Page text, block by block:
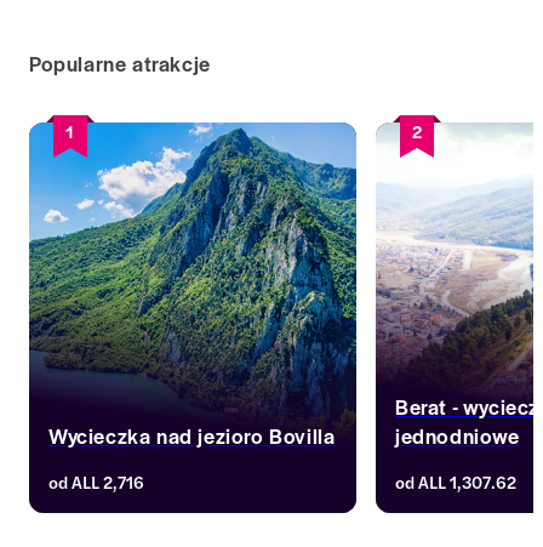
Popularne atrakcje
1
Wycieczka nad jezioro Bovilla
Wybierz się z Tirany, Durres lub Golem
nad jezioro Bovilla na wycieczkę z
przewodnikiem. Przekrocz tamę,
odALL 2,716
2
Berat -
jednodniowe
Odkryj, dlaczego
"Miastem Tysiąca
jego brukowanymi
odALL 1,307.62